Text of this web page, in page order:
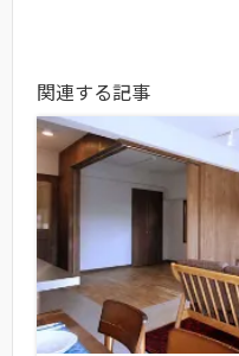
関連する記事